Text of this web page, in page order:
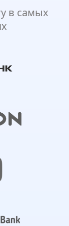
в самых